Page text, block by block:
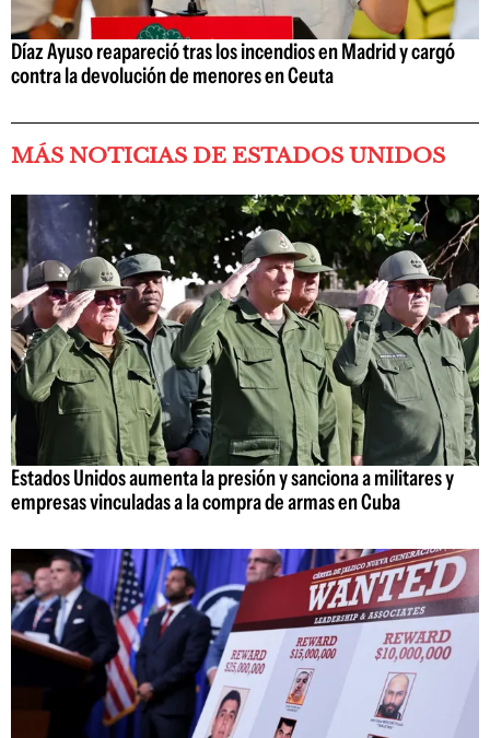
Díaz Ayuso reapareció tras los incendios en Madrid y cargó
contra la devolución de menores en Ceuta
MÁS NOTICIAS DE ESTADOS UNIDOS
Estados Unidos aumenta la presión y sanciona a militares y
empresas vinculadas a la compra de armas en Cuba